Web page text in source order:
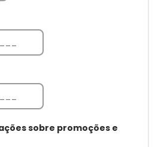
sobre promoções e